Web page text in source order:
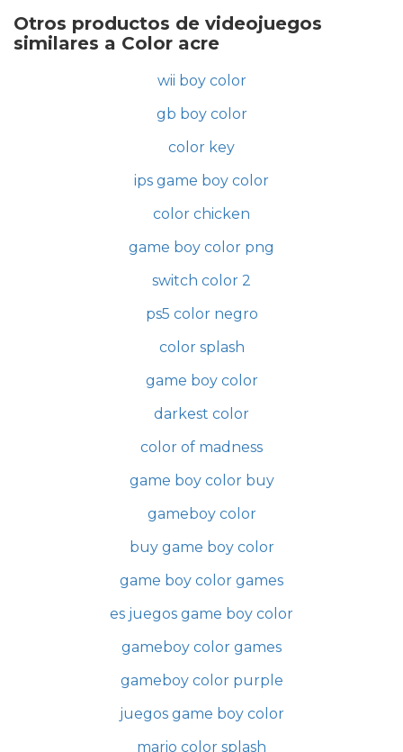
Otros productos de videojuegos
similares a Color acre
wii boy color
gb boy color
color key
ips game boy color
color chicken
game boy color png
switch color 2
ps5 color negro
color splash
game boy color
darkest color
color of madness
game boy color buy
gameboy color
buy game boy color
game boy color games
es juegos game boy color
gameboy color games
gameboy color purple
juegos game boy color
mario color splash